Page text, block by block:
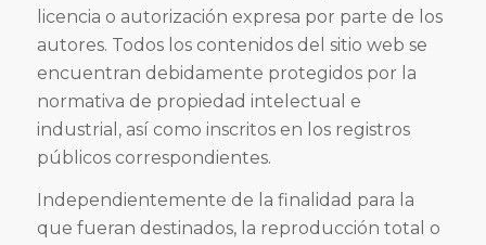
licencia o autorización expresa por parte de los
autores. Todos los contenidos del sitio web se
encuentran debidamente protegidos por la
normativa de propiedad intelectual e
industrial, así como inscritos en los registros
públicos correspondientes.
Independientemente de la finalidad para la
que fueran destinados, la reproducción total o